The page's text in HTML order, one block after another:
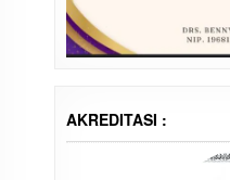
AKREDITASI :